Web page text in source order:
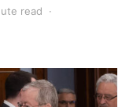
read